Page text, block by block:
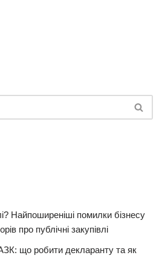
Найпоширеніші помилки бізнесу
про публічні закупівлі
що робити декларанту та як